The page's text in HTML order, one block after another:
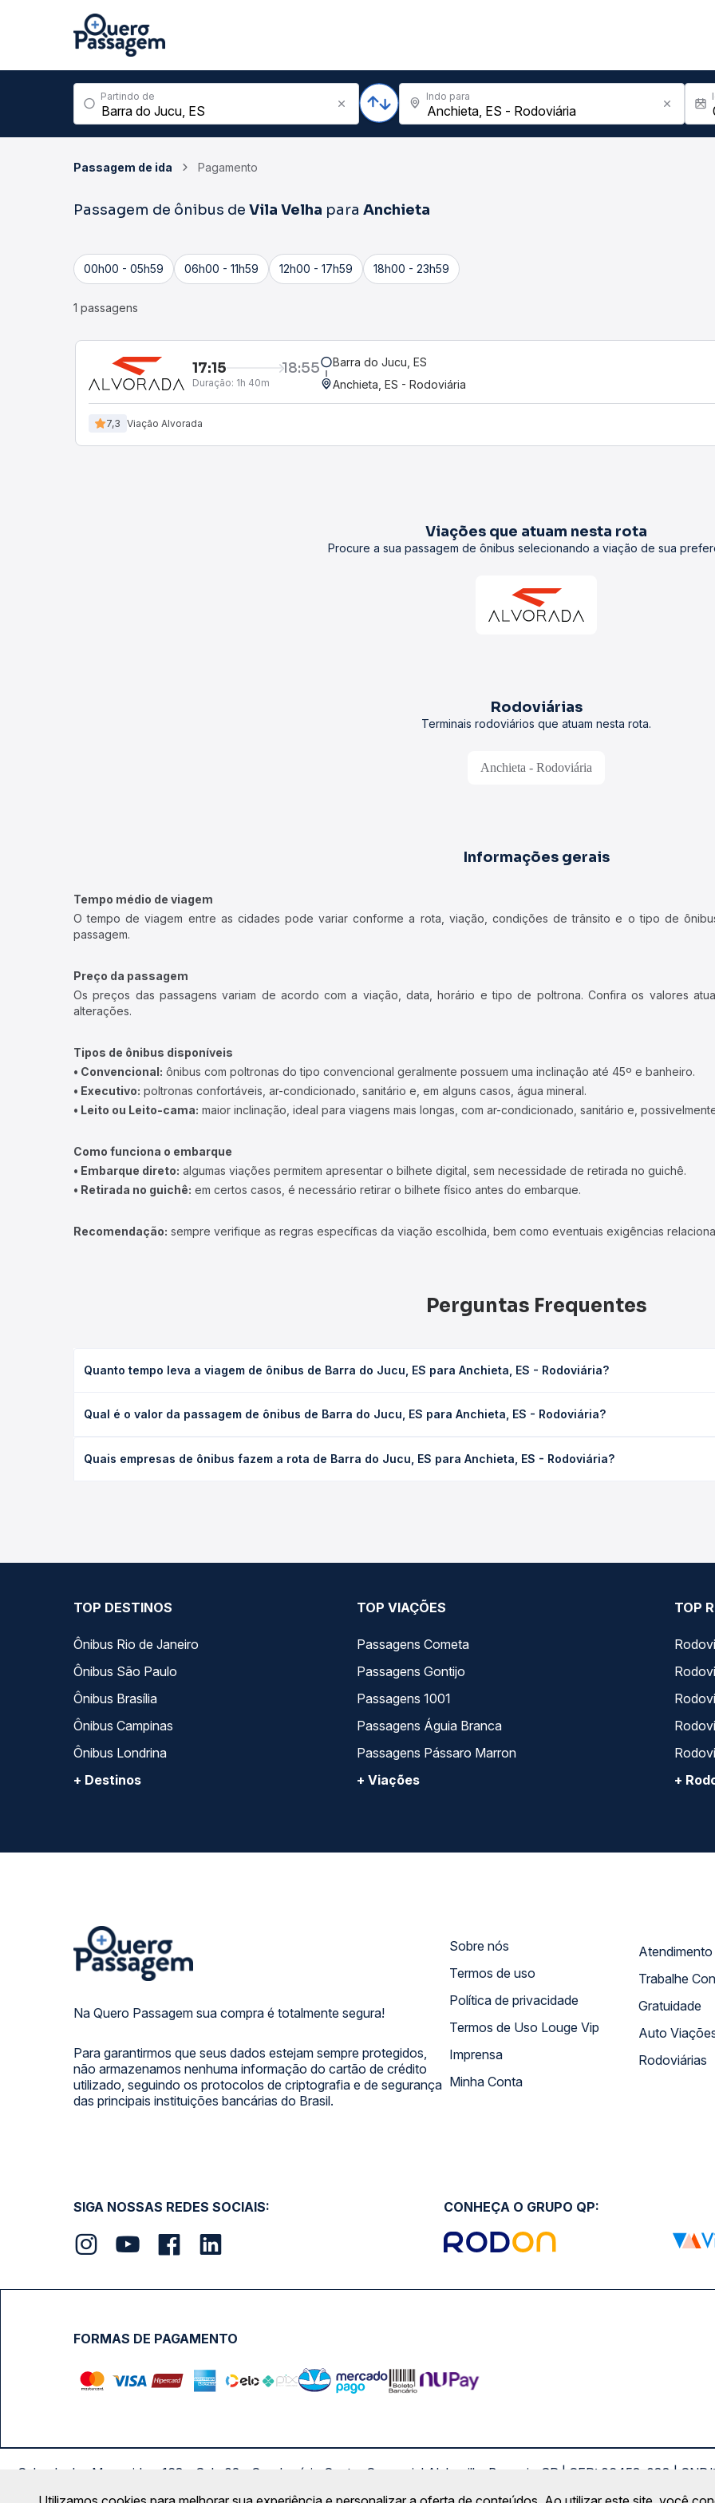
Partindo de Indo para
Passagem de ida Pagamento
Passagem de ônibus de Vila Velha para Anchieta
00h00 - 05h59 06h00 - 11h59 12h00 - 17h59 18h00 - 23h59
1 passagens
17:15 18:55
Duração: 1h 40m
Barra do Jucu, ES
Anchieta, ES - Rodoviária
7,3 Viação Alvorada
Viações que atuam nesta rota
Procure a sua passagem de ônibus selecionando a viação de sua
Rodoviárias
Terminais rodoviários que atuam nesta rota.
Anchieta - Rodoviária
Informações gerais
Tempo médio de viagem
O tempo de viagem entre as cidades pode variar conforme a rota, viação, condições de trânsito e o tipo de
passagem.
Preço da passagem
Os preços das passagens variam de acordo com a viação, data, horário e tipo de poltrona. Confira os valores
alterações.
Tipos de ônibus disponíveis
• Convencional: ônibus com poltronas do tipo convencional geralmente possuem uma inclinação até 45º e banheiro.
• Executivo: poltronas confortáveis, ar-condicionado, sanitário e, em alguns casos, água mineral.
• Leito ou Leito-cama: maior inclinação, ideal para viagens mais longas, com ar-condicionado, sanitário e,
Como funciona o embarque
• Embarque direto: algumas viações permitem apresentar o bilhete digital, sem necessidade de retirada no guichê.
• Retirada no guichê: em certos casos, é necessário retirar o bilhete físico antes do embarque.
Recomendação: sempre verifique as regras específicas da viação escolhida, bem como eventuais exigências
Perguntas Frequentes
Quanto tempo leva a viagem de ônibus de Barra do Jucu, ES para Anchieta, ES - Rodoviária?
executivo ou leito) e as condições de tráfego. Na Quero Passagem você consulta os horários disponíveis e vê a
Qual é o valor da passagem de ônibus de Barra do Jucu, ES para Anchieta, ES - Rodoviária?
poltrona e a antecedência da compra. Na Quero Passagem você compara os preços de todas as viações em tempo
Quais empresas de ônibus fazem a rota de Barra do Jucu, ES para Anchieta, ES - Rodoviária?
TOP DESTINOS
Ônibus Rio de Janeiro
Ônibus São Paulo
Ônibus Brasília
Ônibus Campinas
Ônibus Londrina
+ Destinos
TOP VIAÇÕES
Passagens Cometa
Passagens Gontijo
Passagens 1001
Passagens Águia Branca
Passagens Pássaro Marron
+ Viações
TOP
+
Na Quero Passagem sua compra é totalmente segura!
Para garantirmos que seus dados estejam sempre protegidos,
não armazenamos nenhuma informação do cartão de crédito
utilizado, seguindo os protocolos de criptografia e de segurança
das principais instituições bancárias do Brasil.
Sobre nós
Termos de uso
Política de privacidade
Termos de Uso Louge Vip
Imprensa
Minha Conta
Trabalhe
Gratuidade
Auto
Rodoviárias
SIGA NOSSAS REDES SOCIAIS: CONHEÇA O GRUPO QP:
FORMAS DE PAGAMENTO
Calçada das Margaridas, 163 - Sala 02 - Condomínio Centro Comercial Alphaville, Barueri - SP | CEP: 06453-038 |
Copyright 2026 © QueroPassagem.com.br